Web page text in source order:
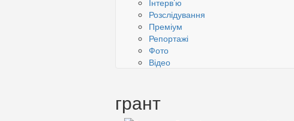
Інтерв’ю
Розслідування
Преміум
Репортажі
Фото
Відео
грант